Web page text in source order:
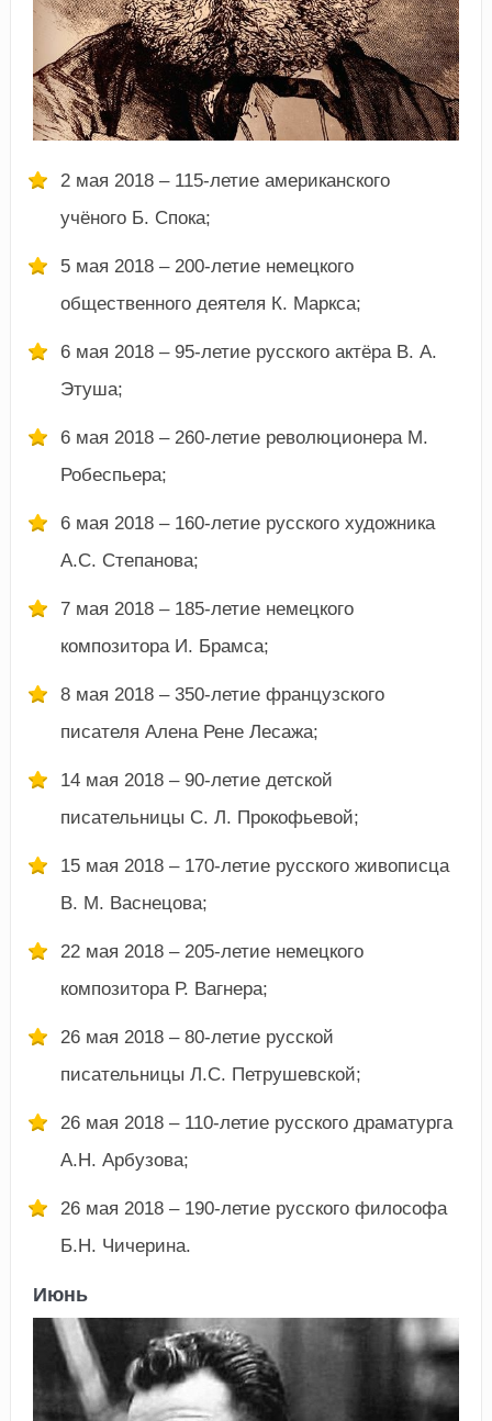
2 мая 2018 – 115-летие американского
учёного Б. Спока;
5 мая 2018 – 200-летие немецкого
общественного деятеля К. Маркса;
6 мая 2018 – 95-летие русского актёра В. А.
Этуша;
6 мая 2018 – 260-летие революционера М.
Робеспьера;
6 мая 2018 – 160-летие русского художника
А.С. Степанова;
7 мая 2018 – 185-летие немецкого
композитора И. Брамса;
8 мая 2018 – 350-летие французского
писателя Алена Рене Лесажа;
14 мая 2018 – 90-летие детской
писательницы С. Л. Прокофьевой;
15 мая 2018 – 170-летие русского живописца
В. М. Васнецова;
22 мая 2018 – 205-летие немецкого
композитора Р. Вагнера;
26 мая 2018 – 80-летие русской
писательницы Л.С. Петрушевской;
26 мая 2018 – 110-летие русского драматурга
А.Н. Арбузова;
26 мая 2018 – 190-летие русского философа
Б.Н. Чичерина.
Июнь